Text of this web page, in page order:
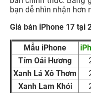
bạn dễ nhìn nhận hơn
Giá bán iPhone 17 tại
Mẫu iPhone
Tím Oải Hương
Xanh Lá Xô Thơm
Xanh Lam Khói